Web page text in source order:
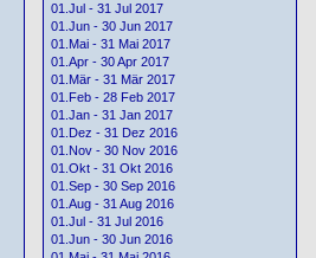
01.Jul - 31 Jul 2017
01.Jun - 30 Jun 2017
01.Mai - 31 Mai 2017
01.Apr - 30 Apr 2017
01.Mär - 31 Mär 2017
01.Feb - 28 Feb 2017
01.Jan - 31 Jan 2017
01.Dez - 31 Dez 2016
01.Nov - 30 Nov 2016
01.Okt - 31 Okt 2016
01.Sep - 30 Sep 2016
01.Aug - 31 Aug 2016
01.Jul - 31 Jul 2016
01.Jun - 30 Jun 2016